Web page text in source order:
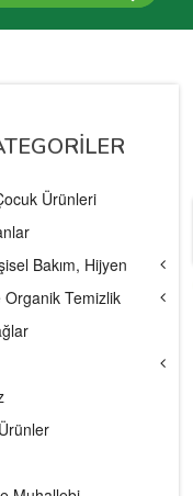
Ürünleri
Bakım, Hijyen
Organik Temizlik